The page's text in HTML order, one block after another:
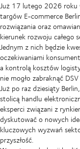
Już 17 lutego 2026 roku
targów E-commerce
rozwiązania oraz
kierunek rozwoju całego
Jednym z nich będzie
oczekiwaniami
a kontrolą kosztów
nie mogło zabraknąć
Już po raz dziesiąty
stolicą handlu
eksperci związani z
dyskutować o nowych
kluczowych wyzwań
przyszłość.